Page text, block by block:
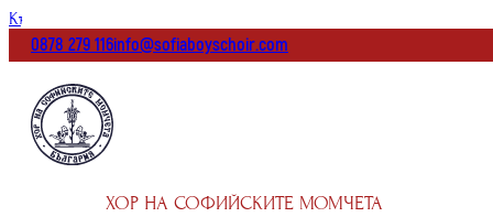
Към основното съдържание
0878 279 116info@sofiaboyschoir.com
ХОР НА СОФИЙСКИТЕ МОМЧЕТА